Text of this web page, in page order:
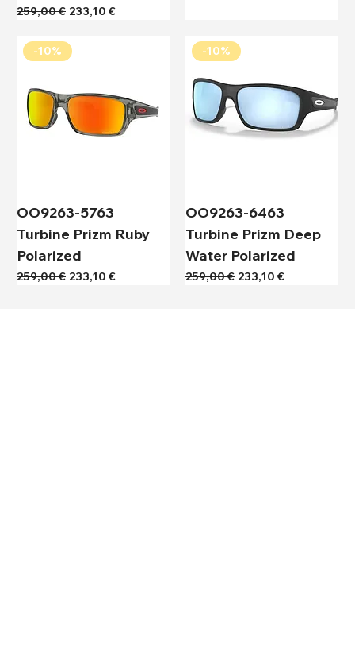
Κανονική τιμή
259,00 € Τιμή Έκπτωσης
233,10 €
-10%
OO9263-5763
Turbine Prizm Ruby
Polarized
Κανονική τιμή
259,00 € Τιμή Έκπτωσης
233,10 €
-10%
OO9263-6463
Turbine Prizm Deep
Water Polarized
Κανονική τιμή
259,00 € Τιμή Έκπτωσης
233,10 €